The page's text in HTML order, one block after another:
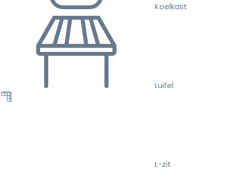
Koelkast
Luifel
L-zit